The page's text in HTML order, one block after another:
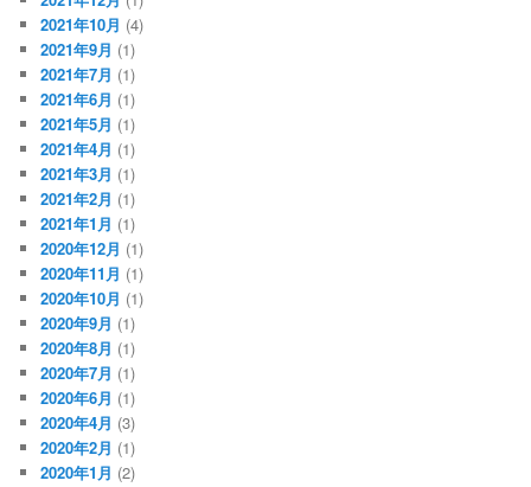
2021年10月 (4)
2021年9月 (1)
2021年7月 (1)
2021年6月 (1)
2021年5月 (1)
2021年4月 (1)
2021年3月 (1)
2021年2月 (1)
2021年1月 (1)
2020年12月 (1)
2020年11月 (1)
2020年10月 (1)
2020年9月 (1)
2020年8月 (1)
2020年7月 (1)
2020年6月 (1)
2020年4月 (3)
2020年2月 (1)
2020年1月 (2)